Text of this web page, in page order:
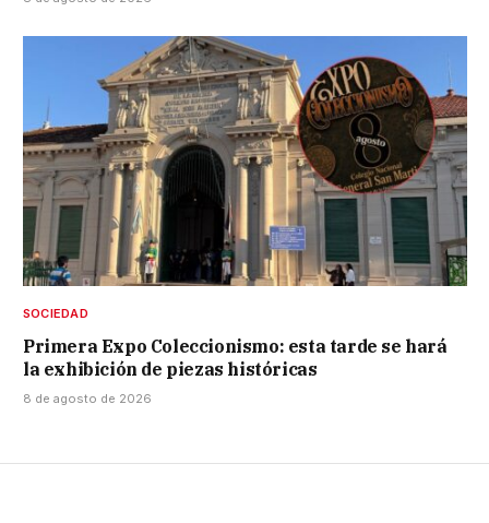
SOCIEDAD
Primera Expo Coleccionismo: esta tarde se hará
la exhibición de piezas históricas
8 de agosto de 2026